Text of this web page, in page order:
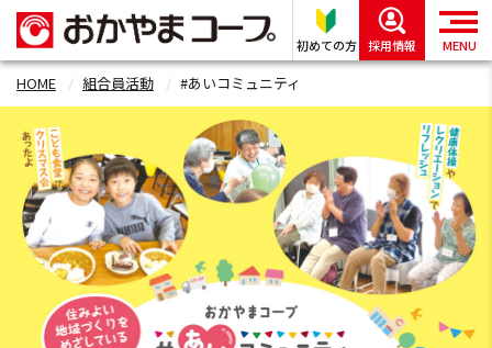
初めての方 採用情報 MENU
HOME 組合員活動 #あいコミュニティ